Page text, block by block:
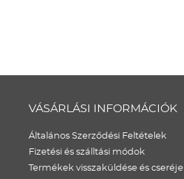
VÁSÁRLÁSI INFORMÁCIÓK
Általános Szerződési Feltételek
Fizetési és szálltási módok
Termékek visszaküldése és cseréje